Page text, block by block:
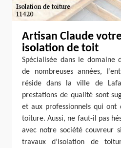
Artisan Claude
isolation de toit
Spécialisée dans le domaine
de nombreuses années,
réside dans la ville de
prestations de qualité sont
et aux professionnels qui
toiture. Aussi, ne faut-il pas
avec notre société couvreur
travaux d’isolation de